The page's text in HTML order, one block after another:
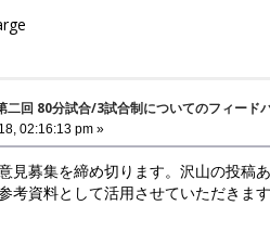
二回 80分試合/3試合制についてのフィード
02:16:13 pm »
見募集を締め切ります。沢山の投
考資料として活用させていただきま